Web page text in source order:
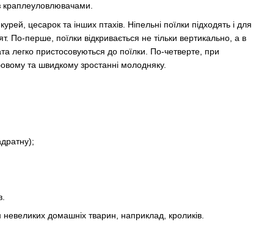
краплеуловлювачами.
цесарок та інших птахів. Ніпельні поїлки підходять і для
По-перше, поїлки відкривається не тільки вертикально, а в
легко пристосовуються до поїлки. По-четверте, при
та швидкому зростанні молодняку.
домашніх тварин, наприклад, кроликів.